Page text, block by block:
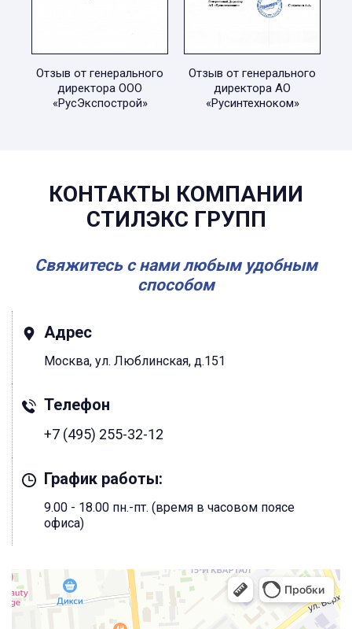
Отзыв от генерального
директора ООО
«РусЭкспострой»
Отзыв от генерального
директора АО
«Русинтехноком»
КОНТАКТЫ КОМПАНИИ
СТИЛЭКС ГРУПП
Свяжитесь с нами любым удобным
способом
Адрес
Москва, ул. Люблинская, д.151
Телефон
+7 (495) 255-32-12
График работы:
9.00 - 18.00 пн.-пт. (время в часовом поясе
офиса)